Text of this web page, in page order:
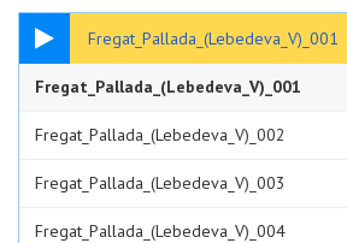
Fregat_Pallada_(Lebedeva_V)_001
14:04
Fregat_Pallada_(Lebedeva_V)_001
Fregat_Pallada_(Lebedeva_V)_002
Fregat_Pallada_(Lebedeva_V)_003
Fregat_Pallada_(Lebedeva_V)_004